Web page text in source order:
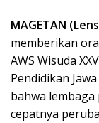
MAGETAN
memberikan
AWS Wisuda
Pendidikan
bahwa
cepatnya